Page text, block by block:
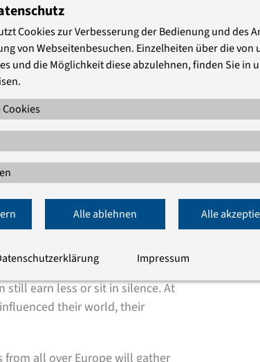
werden Frauen und
nachdenken, was nötig ist,
statt. Die allgemeine
zwischen den
Anmeldung mit.
trouble?Education is an
of the world women and girls
in societies where women
still earn less or sit in silence. At
their world, their
from all over Europe will gather
Cookies zur Verbesserung der Bedienung und des
von Webseitenbesuchen. Einzelheiten über die von
und die Möglichkeit diese abzulehnen, finden Sie in
Alle ablehnen Alle
Impressum